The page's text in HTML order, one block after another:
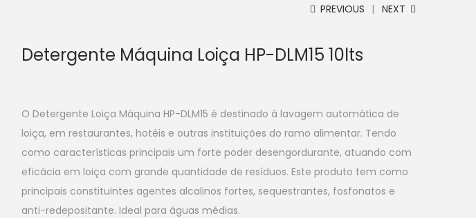
PREVIOUS NEXT
Detergente Máquina Loiça HP-DLM15 10lts
O Detergente Loiça Máquina HP-DLM15 é destinado à lavagem automática de
loiça, em restaurantes, hotéis e outras instituições do ramo alimentar. Tendo
como características principais um forte poder desengordurante, atuando com
eficácia em loiça com grande quantidade de resíduos. Este produto tem como
principais constituintes agentes alcalinos fortes, sequestrantes, fosfonatos e
anti-redepositante. Ideal para águas médias.